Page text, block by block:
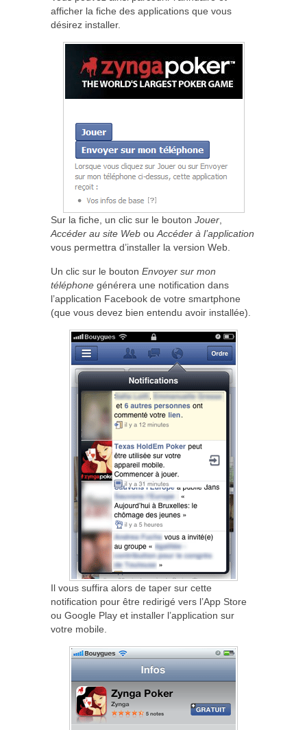
afficher la fiche des applications que vous
désirez installer.
Sur la fiche, un clic sur le bouton Jouer
Accéder au site Web ou Accéder à l’application
vous permettra d’installer la version Web.
Un clic sur le bouton Envoyer sur mon
téléphone générera une notification dans
l’application Facebook de votre smartphone
(que vous devez bien entendu avoir installée).
Il vous suffira alors de taper sur cette
notification pour être redirigé vers l’App Store
ou Google Play et installer l’application sur
votre mobile.